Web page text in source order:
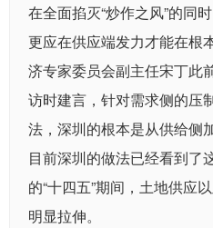
在全面掐灭“炒作之风”的同
更应在供应端发力才能在根
济专家委员会副主任宋丁此
访时建言，针对需求侧的压
法，深圳的根本是从供给侧
目前深圳的做法已经看到了
的“十四五”期间，土地供应
明显拉伸。